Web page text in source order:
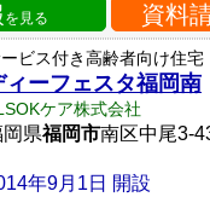
を見る 資料
ビス付き高齢者向け住宅
ィーフェスタ福岡南
ケア株式会社
岡県福岡市南区中尾3-
年9月1日 開設